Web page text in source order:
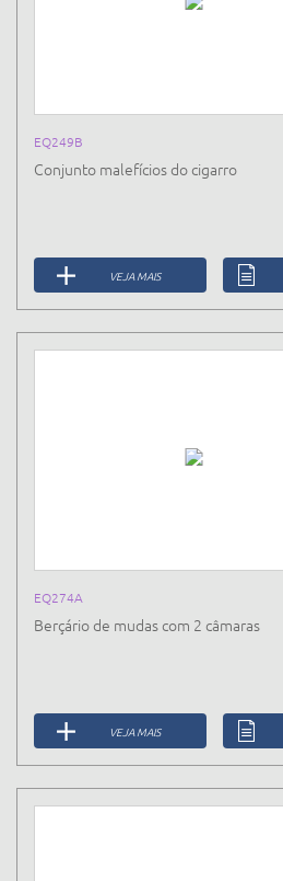
EQ249B
Conjunto malefícios do cigarro
VEJA MAIS
EQ274A
Berçário de mudas com 2 câmaras
VEJA MAIS